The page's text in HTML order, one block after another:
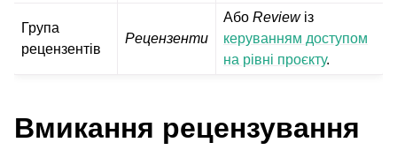
Група
рецензентів
Рецензенти
Або Reviewіз
керуванням доступом
на рівні проєкту.
Вмикання рецензування